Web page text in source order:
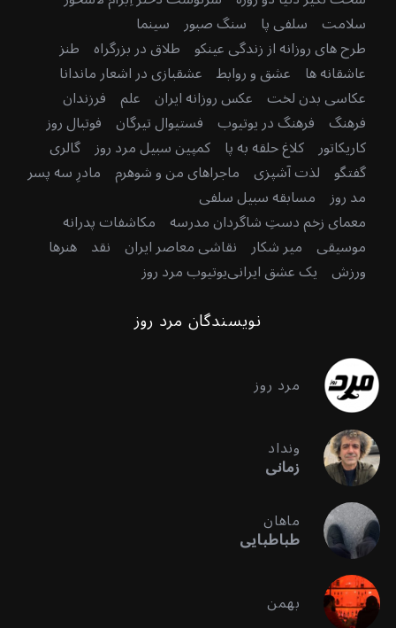
سلامت سلفی پا سنگ صبور سینما
طرح های روزانه از زندگی عینکو طلاق در بزرگراه طنز
عاشقانه ها عشق و روابط عشقبازی در اشعار ماندانا
عکاسی بدن لخت عکس روزانه ایران علم فرزندان
فرهنگ فرهنگ در یوتیوب فستیوال تیرگان فوتبال روز
کاریکاتور کلاغ حلقه به پا کمپین سبیل مرد روز گالری
گفتگو لذت آشپزی ماجراهای من و شوهرم مادرِ سه پسر
مد روز مسابقه سبیل سلفی
معمای زخم دستِ شاگردان مدرسه مکاشفات پدرانه
موسیقی میر شکار نقاشی معاصر ایران نقد هنرها
ورزش یک عشق ایرانییوتیوب مرد روز
نویسندگان مرد روز
مرد روز
ونداد
زمانی
ماهان
طباطبایی
بهمن